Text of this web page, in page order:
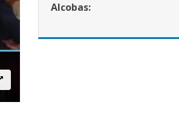
Alcobas: